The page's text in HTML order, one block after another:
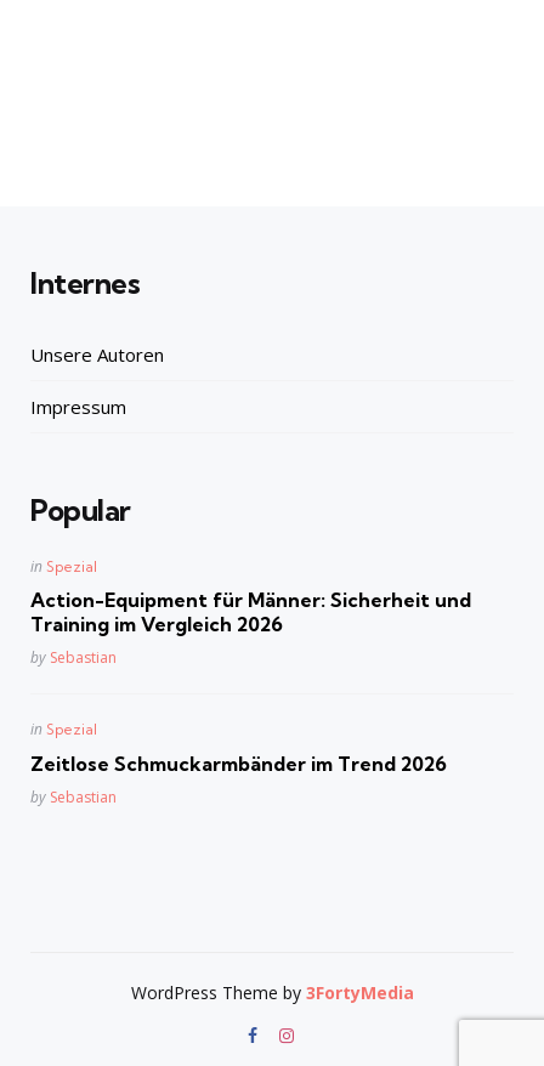
Internes
Unsere Autoren
Impressum
Popular
Posted
in Spezial
Action-Equipment für Männer: Sicherheit und
Training im Vergleich 2026
Posted
by Sebastian
Posted
in Spezial
Zeitlose Schmuckarmbänder im Trend 2026
Posted
by Sebastian
WordPress Theme by 3FortyMedia